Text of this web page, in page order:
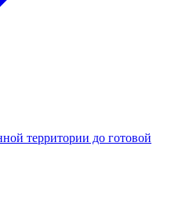
территории до готовой